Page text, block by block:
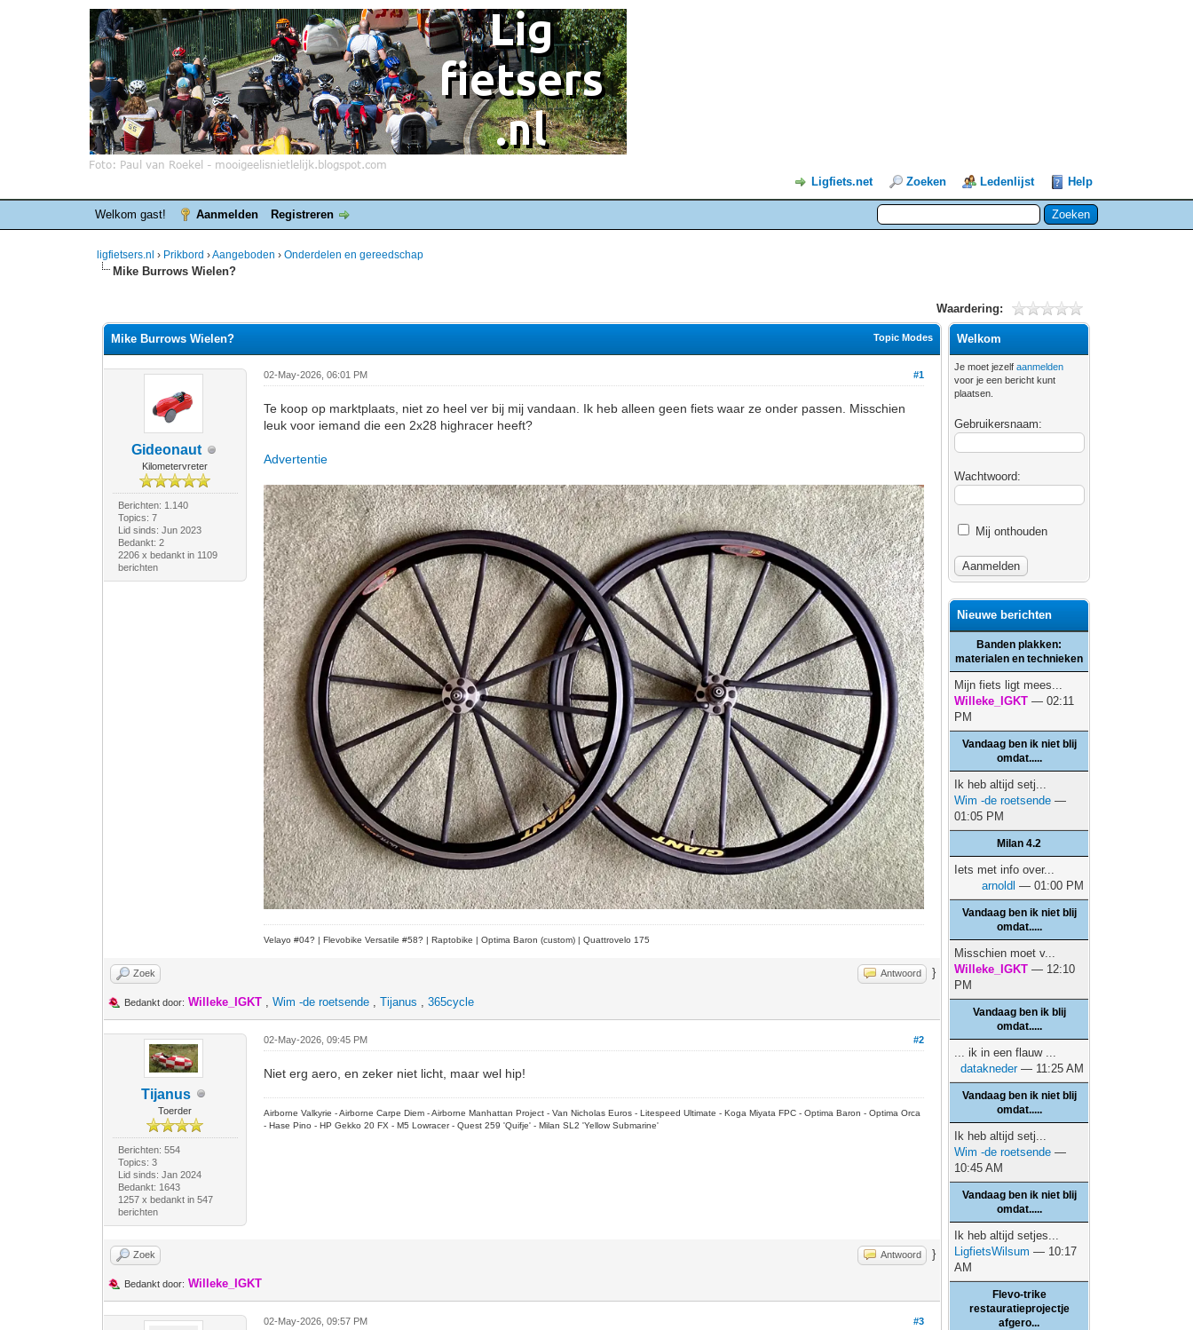
Ligfiets.net Zoeken Ledenlijst Help
Welkom gast! Aanmelden Registreren
ligfietsers.nl › Prikbord ›Aangeboden ›Onderdelen en gereedschap
Mike Burrows Wielen?
Waardering:
Topic Modes
Mike Burrows Wielen?
Gideonaut
Kilometervreter
Berichten: 1.140
Topics: 7
Lid sinds: Jun 2023
Bedankt: 2
2206 x bedankt in 1109
berichten
#1
02-May-2026, 06:01 PM
Te koop op marktplaats, niet zo heel ver bij mij vandaan. Ik heb alleen geen fiets waar ze onder passen. Misschien
leuk voor iemand die een 2x28 highracer heeft?
Advertentie
Velayo #04? | Flevobike Versatile #58? | Raptobike | Optima Baron (custom) | Quattrovelo 175
Zoek Antwoord }
Bedankt door: Willeke_IGKT ,Wim -de roetsende ,Tijanus ,365cycle
Tijanus
Toerder
Berichten: 554
Topics: 3
Lid sinds: Jan 2024
Bedankt: 1643
1257 x bedankt in 547
berichten
#2
02-May-2026, 09:45 PM
Niet erg aero, en zeker niet licht, maar wel hip!
Airborne Valkyrie - Airborne Carpe Diem - Airborne Manhattan Project - Van Nicholas Euros - Litespeed Ultimate - Koga Miyata FPC - Optima Baron - Optima Orca
- Hase Pino - HP Gekko 20 FX - M5 Lowracer - Quest 259 'Quifje' - Milan SL2 'Yellow Submarine'
Zoek Antwoord }
Bedankt door: Willeke_IGKT
#3
02-May-2026, 09:57 PM
Welkom
Je moet jezelfaanmelden
voor je een bericht kunt
plaatsen.
Gebruikersnaam:
Wachtwoord:
Mij onthouden
Nieuwe berichten
Banden plakken:
materialen en technieken
Mijn fiets ligt mees...
Willeke_IGKT — 02:11
PM
Vandaag ben ik niet blij
omdat.....
Ik heb altijd setj...
Wim -de roetsende —
01:05 PM
Milan 4.2
Iets met info over...
arnoldl — 01:00 PM
Vandaag ben ik niet blij
omdat.....
Misschien moet v...
Willeke_IGKT — 12:10
PM
Vandaag ben ik blij
omdat.....
... ik in een flauw ...
datakneder— 11:25 AM
Vandaag ben ik niet blij
omdat.....
Ik heb altijd setj...
Wim -de roetsende —
10:45 AM
Vandaag ben ik niet blij
omdat.....
Ik heb altijd setjes...
LigfietsWilsum — 10:17
AM
Flevo-trike
restauratieprojectje
afgero...